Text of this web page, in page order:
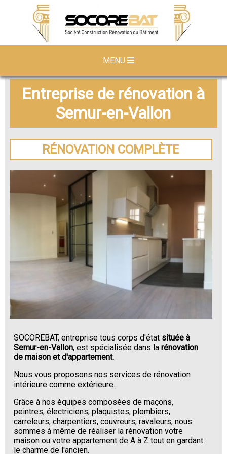
MENU
Entreprise de rénovation à
Semur-en-Vallon
RÉNOVATION COMPLÈTE
SOCOREBAT, entreprise tous corps d'état située à
Semur-en-Vallon, est spécialisée dans larénovation
de maison et d'appartement.
Nous vous proposons nos services de rénovation
intérieure comme extérieure.
Grâce à nos équipes composées de maçons,
peintres, électriciens, plaquistes, plombiers,
carreleurs, charpentiers, couvreurs, ravaleurs, nous
sommes à même de réaliser la rénovation votre
maison ou votre appartement de A à Z tout en gardant
le charme de l'ancien.